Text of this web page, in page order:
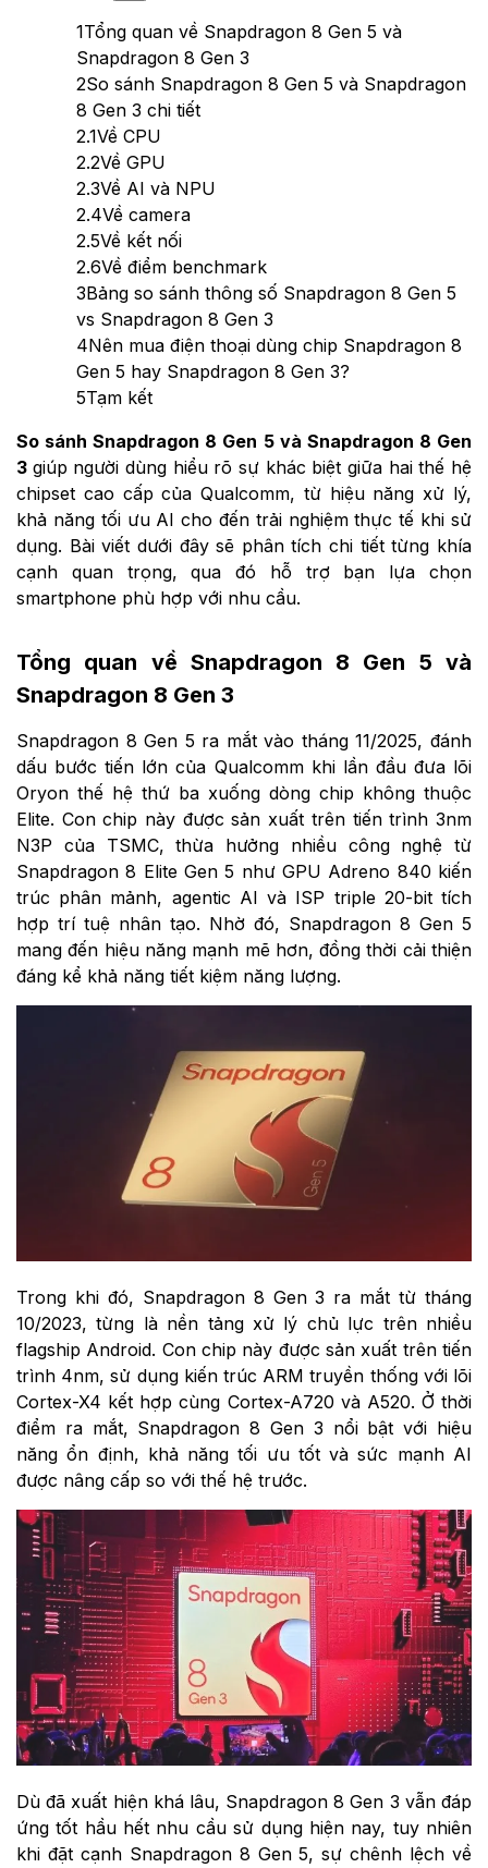
1Tổng quan về Snapdragon 8 Gen 5 và
Snapdragon 8 Gen 3
2So sánh Snapdragon 8 Gen 5 và Snapdragon
8 Gen 3 chi tiết
2.1Về CPU
2.2Về GPU
2.3Về AI và NPU
2.4Về camera
2.5Về kết nối
2.6Về điểm benchmark
3Bảng so sánh thông số Snapdragon 8 Gen 5
vs Snapdragon 8 Gen 3
4Nên mua điện thoại dùng chip Snapdragon 8
Gen 5 hay Snapdragon 8 Gen 3?
5Tạm kết
So sánh Snapdragon 8 Gen 5 và Snapdragon 8 Gen
3 giúp người dùng hiểu rõ sự khác biệt giữa hai thế hệ
chipset cao cấp của Qualcomm, từ hiệu năng xử lý,
khả năng tối ưu AI cho đến trải nghiệm thực tế khi sử
dụng. Bài viết dưới đây sẽ phân tích chi tiết từng khía
cạnh quan trọng, qua đó hỗ trợ bạn lựa chọn
smartphone phù hợp với nhu cầu.
Tổng quan về Snapdragon 8 Gen 5 và
Snapdragon 8 Gen 3
Snapdragon 8 Gen 5 ra mắt vào tháng 11/2025, đánh
dấu bước tiến lớn của Qualcomm khi lần đầu đưa lõi
Oryon thế hệ thứ ba xuống dòng chip không thuộc
Elite. Con chip này được sản xuất trên tiến trình 3nm
N3P của TSMC, thừa hưởng nhiều công nghệ từ
Snapdragon 8 Elite Gen 5 như GPU Adreno 840 kiến
trúc phân mảnh, agentic AI và ISP triple 20-bit tích
hợp trí tuệ nhân tạo. Nhờ đó, Snapdragon 8 Gen 5
mang đến hiệu năng mạnh mẽ hơn, đồng thời cải thiện
đáng kể khả năng tiết kiệm năng lượng.
Trong khi đó, Snapdragon 8 Gen 3 ra mắt từ tháng
10/2023, từng là nền tảng xử lý chủ lực trên nhiều
flagship Android. Con chip này được sản xuất trên tiến
trình 4nm, sử dụng kiến trúc ARM truyền thống với lõi
Cortex-X4 kết hợp cùng Cortex-A720 và A520. Ở thời
điểm ra mắt, Snapdragon 8 Gen 3 nổi bật với hiệu
năng ổn định, khả năng tối ưu tốt và sức mạnh AI
được nâng cấp so với thế hệ trước.
Dù đã xuất hiện khá lâu, Snapdragon 8 Gen 3 vẫn đáp
ứng tốt hầu hết nhu cầu sử dụng hiện nay, tuy nhiên
khi đặt cạnh Snapdragon 8 Gen 5, sự chênh lệch về